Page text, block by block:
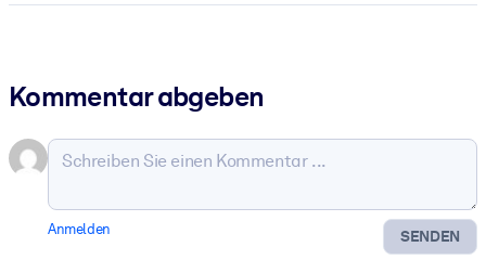
Kommentar abgeben
SENDEN
Anmelden